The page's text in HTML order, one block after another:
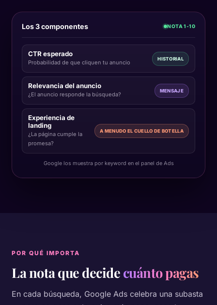
Los 3 componentes NOTA 1-10
CTR esperado
Probabilidad de que cliquen tu anuncio
HISTORIAL
Relevancia del anuncio
¿El anuncio responde la búsqueda?
MENSAJE
Experiencia de
landing
¿La página cumple la
promesa?
A MENUDO EL CUELLO DE BOTELLA
Google los muestra por keyword en el panel de Ads
POR QUÉ IMPORTA
La nota que decidecuánto pagas
En cada búsqueda, Google Ads celebra una subasta